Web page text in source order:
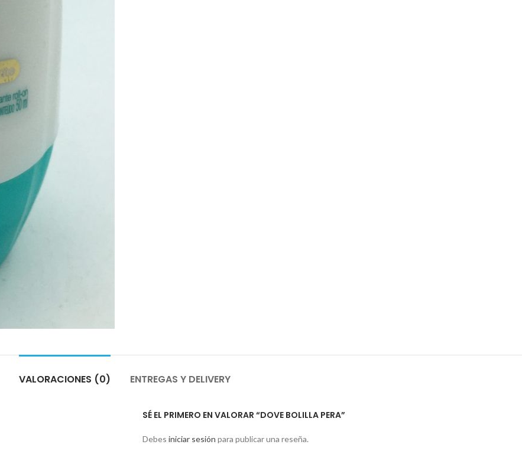
VALORACIONES (0) ENTREGAS Y DELIVERY
SÉ EL PRIMERO EN VALORAR “DOVE BOLILLA PERA”
Debes iniciar sesión para publicar una reseña.